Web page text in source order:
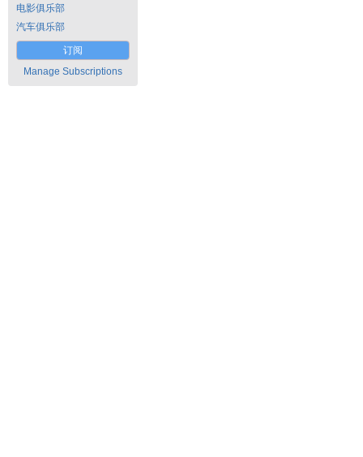
电影俱乐部
汽车俱乐部
订阅
Manage Subscriptions